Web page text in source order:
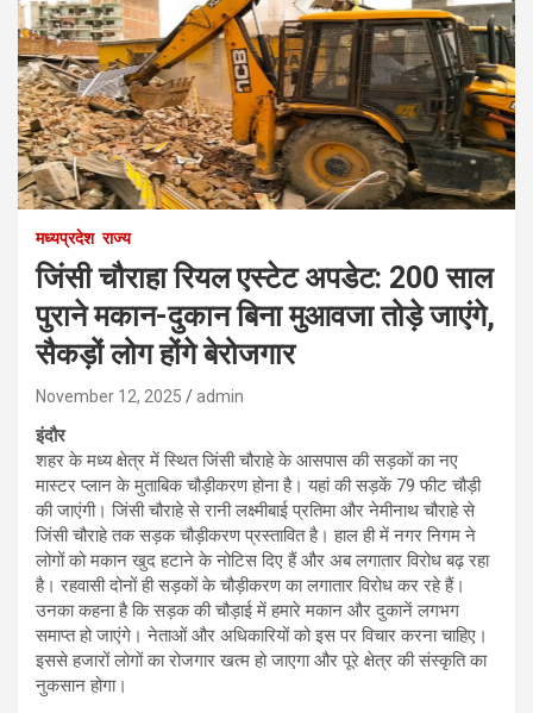
मध्यप्रदेश राज्य
जिंसी चौराहा रियल एस्टेट अपडेट: 200 साल
पुराने मकान-दुकान बिना मुआवजा तोड़े जाएंगे,
सैकड़ों लोग होंगे बेरोजगार
November 12, 2025 admin
इंदौर
शहर के मध्य क्षेत्र में स्थित जिंसी चौराहे के आसपास की सड़कों का नए
मास्टर प्लान के मुताबिक चौड़ीकरण होना है। यहां की सड़कें 79 फीट चौड़ी
की जाएंगी। जिंसी चौराहे से रानी लक्ष्मीबाई प्रतिमा और नेमीनाथ चौराहे से
जिंसी चौराहे तक सड़क चौड़ीकरण प्रस्तावित है। हाल ही में नगर निगम ने
लोगों को मकान खुद हटाने के नोटिस दिए हैं और अब लगातार विरोध बढ़ रहा
है। रहवासी दोनों ही सड़कों के चौड़ीकरण का लगातार विरोध कर रहे हैं।
उनका कहना है कि सड़क की चौड़ाई में हमारे मकान और दुकानें लगभग
समाप्त हो जाएंगे। नेताओं और अधिकारियों को इस पर विचार करना चाहिए।
इससे हजारों लोगों का रोजगार खत्म हो जाएगा और पूरे क्षेत्र की संस्कृति का
नुकसान होगा।